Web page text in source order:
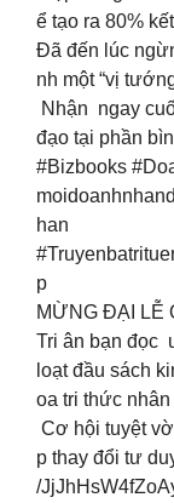
ể tạo ra 80%
Đã đến lúc
nh một “vị
Nhận ngay
đạo tại phần
#Bizbooks
han
p
MỪNG ĐẠI LỄ
Tri ân bạn đọc
loạt đầu sách
oa tri thức nhân
Cơ hội tuyệt
p thay đổi tư
/